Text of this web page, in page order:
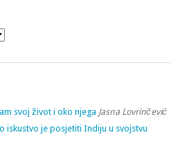
svoj život i oko njega Jasna Lovrinčević
iskustvo je posjetiti Indiju u svojstvu